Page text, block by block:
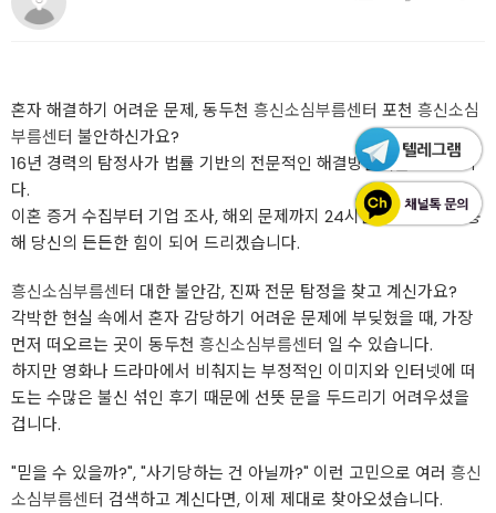
혼자 해결하기 어려운 문제, 동두천 흥신소심부름센터 포천 흥신소심
부름센터 불안하신가요?
16년 경력의 탐정사가 법률 기반의 전문적인 해결방안책을 제시합니
다.
이혼 증거 수집부터 기업 조사, 해외 문제까지 24시간 비밀 상담을 통
해 당신의 든든한 힘이 되어 드리겠습니다.
흥신소심부름센터 대한 불안감, 진짜 전문 탐정을 찾고 계신가요?
각박한 현실 속에서 혼자 감당하기 어려운 문제에 부딪혔을 때, 가장
먼저 떠오르는 곳이 동두천 흥신소심부름센터 일 수 있습니다.
하지만 영화나 드라마에서 비춰지는 부정적인 이미지와 인터넷에 떠
도는 수많은 불신 섞인 후기 때문에 선뜻 문을 두드리기 어려우셨을
겁니다.
"믿을 수 있을까?", "사기당하는 건 아닐까?" 이런 고민으로 여러 흥신
소심부름센터 검색하고 계신다면, 이제 제대로 찾아오셨습니다.